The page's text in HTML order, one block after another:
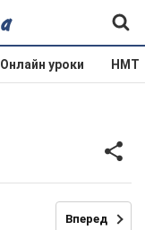
Онлайн уроки НМТ
Вперед